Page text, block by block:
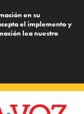
en su
el implemento y
lea nuestro